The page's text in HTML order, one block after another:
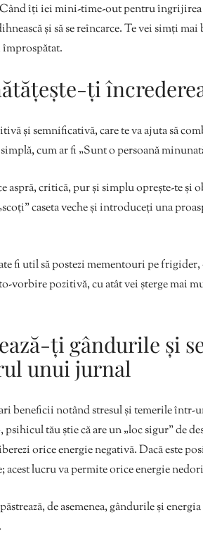
îți iei mini-time-out pentru
și să se reîncarce. Te vei simți
ți
și semnificativă, care te va ajuta să
cum ar fi „Sunt o persoană
aspră, critică, pur și simplu oprește-te și
caseta veche și introduceți una
fi util să postezi mementouri pe
vorbire pozitivă, cu atât vei șterge mai
ți gândurile și
unui jurnal
beneficii notând stresul și temerile într-
psihicul tău știe că are un „loc sigur” de
orice energie negativă. Dacă este
acest lucru va permite orice energie
de asemenea, gândurile și